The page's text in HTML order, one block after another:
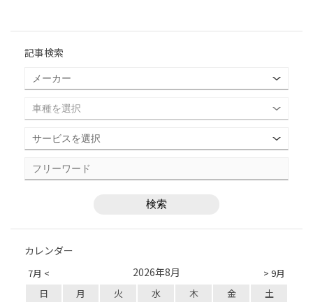
記事検索
カレンダー
7月 < > 9月
2026年8月
日 月 火 水 木 金
土